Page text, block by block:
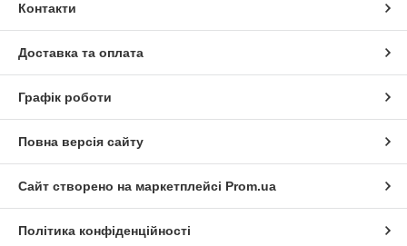
Контакти
Доставка та оплата
Графік роботи
Повна версія сайту
Сайт створено на маркетплейсі Prom.ua
Політика конфіденційності